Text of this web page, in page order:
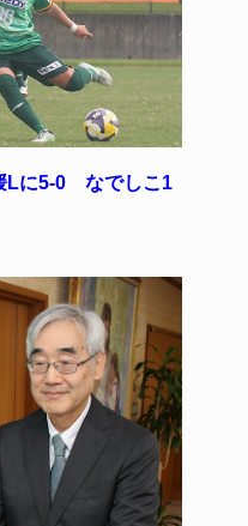
Lに5‐0 なでしこ1